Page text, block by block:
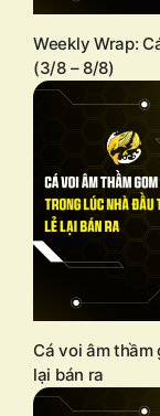
Weekly Wrap:
(3/8 – 8/8)
Cá voi âm
lại bán ra